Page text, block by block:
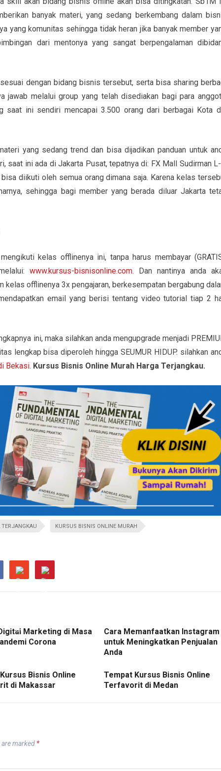
banyak materi, yang sedang berkembang dalam
yang komunitas sehingga tidak heran jika banyak member
dari mentonya yang sangat berpengalaman
dengan bidang bisnis tersebut, serta bisa sharing
jawab melalui group yang telah disediakan bagi para
saat ini sendiri mencapai 3.500 orang dari berbagai Kota
yang sedang trend dan bisa dijadikan panduan untuk
saat ini ada di Jakarta Pusat, tepatnya di: FX Mall Sudirman
diikuti oleh semua orang dimana saja. Karena kelas
sehingga bagi member yang berada diluar Jakarta
kelas offlinenya ini, tanpa harus membayar
www.kursus-bisnisonline.com. Dan nantinya anda
offlinenya 3x pengajaran, berkesempatan bergabung
email yang berisi tentang video tutorial tiap 2
ini, maka silahkan anda mengupgrade menjadi
lengkap bisa diperoleh hingga SEUMUR HIDUP. silahkan
Bekasi. Kursus Bisnis Online Murah Harga Terjangkau.
TERJANGKAU KURSUS BISNIS ONLINE MURAH
Marketing di Masa
Corona
Cara Memanfaatkan Instagram
untuk Meningkatkan Penjualan
Anda
Bisnis Online
di Makassar
Tempat Kursus Bisnis Online
Terfavorit di Medan
marked *